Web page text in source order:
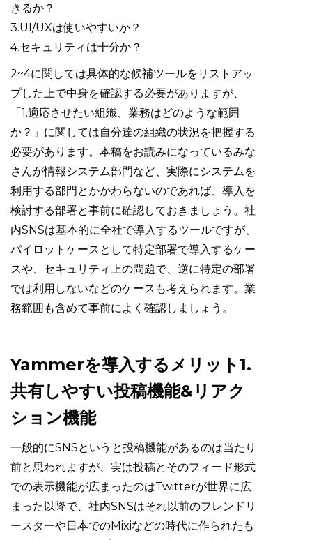
きるか？
3.UI/UXは使いやすいか？
4.セキュリティは十分か？
2~4に関しては具体的な候補ツールをリストアッ
プした上で中身を確認する必要がありますが、
「1.適応させたい組織、業務はどのような範囲
か？」に関しては自分達の組織の状況を把握する
必要があります。本稿をお読みになっているみな
さんが情報システム部門など、実際にシステムを
利用する部門とかかわらないのであれば、導入を
検討する部署と事前に確認しておきましょう。社
内SNSは基本的に全社で導入するツールですが、
パイロットケースとして特定部署で導入するケー
スや、セキュリティ上の問題で、逆に特定の部署
では利用しないなどのケースも考えられます。業
務範囲も含めて事前によく確認しましょう。
Yammerを導入するメリット1.
共有しやすい投稿機能&リアク
ション機能
一般的にSNSというと投稿機能があるのは当たり
前と思われますが、実は投稿とそのフィード形式
での表示機能が広まったのはTwitterが世界に広
まった以降で、社内SNSはそれ以前のフレンドリ
ースターや日本でのMixiなどの時代に作られたも